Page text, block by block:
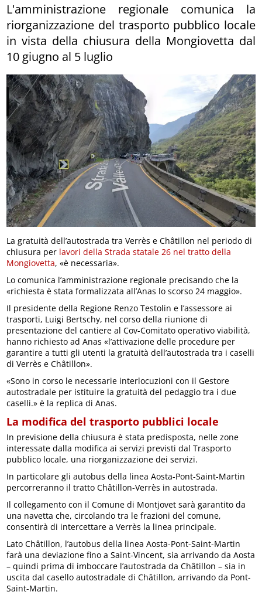
L'amministrazione regionale comunica la
riorganizzazione del trasporto pubblico locale
in vista della chiusura della Mongiovetta dal
10 giugno al 5 luglio
La gratuità dell’autostrada tra Verrès e Châtillon nel periodo di
chiusura per lavori della Strada statale 26 nel tratto della
Mongiovetta, «è necessaria».
Lo comunica l’amministrazione regionale precisando che la
«richiesta è stata formalizzata all’Anas lo scorso 24 maggio».
Il presidente della Regione Renzo Testolin e l’assessore ai
trasporti, Luigi Bertschy, nel corso della riunione di
presentazione del cantiere al Cov-Comitato operativo viabilità,
hanno richiesto ad Anas «l’attivazione delle procedure per
garantire a tutti gli utenti la gratuità dell’autostrada tra i caselli
di Verrès e Châtillon».
«Sono in corso le necessarie interlocuzioni con il Gestore
autostradale per istituire la gratuità del pedaggio tra i due
caselli.» è la replica di Anas.
La modifica del trasporto pubblici locale
In previsione della chiusura è stata predisposta, nelle zone
interessate dalla modifica ai servizi previsti dal Trasporto
pubblico locale, una riorganizzazione dei servizi.
In particolare gli autobus della linea Aosta-Pont-Saint-Martin
percorreranno il tratto Châtillon-Verrès in autostrada.
Il collegamento con il Comune di Montjovet sarà garantito da
una navetta che, circolando tra le frazioni del comune,
consentirà di intercettare a Verrès la linea principale.
Lato Châtillon, l’autobus della linea Aosta-Pont-Saint-Martin
farà una deviazione fino a Saint-Vincent, sia arrivando da Aosta
– quindi prima di imboccare l’autostrada da Châtillon – sia in
uscita dal casello autostradale di Châtillon, arrivando da Pont-
Saint-Martin.